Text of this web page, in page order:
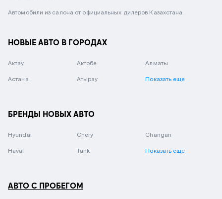
Автомобили из салона от официальных дилеров Казахстана.
НОВЫЕ АВТО В ГОРОДАХ
Актау Актобе Алматы
Астана Атырау Показать еще
БРЕНДЫ НОВЫХ АВТО
Hyundai Chery Changan
Haval Tank Показать еще
АВТО С ПРОБЕГОМ